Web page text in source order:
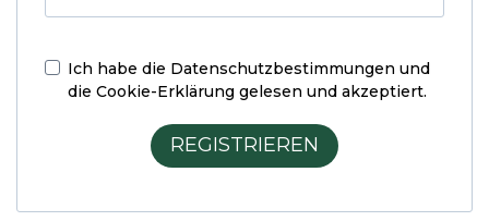
Ich habe die Datenschutzbestimmungen und
die Cookie-Erklärung gelesen und akzeptiert.
REGISTRIEREN